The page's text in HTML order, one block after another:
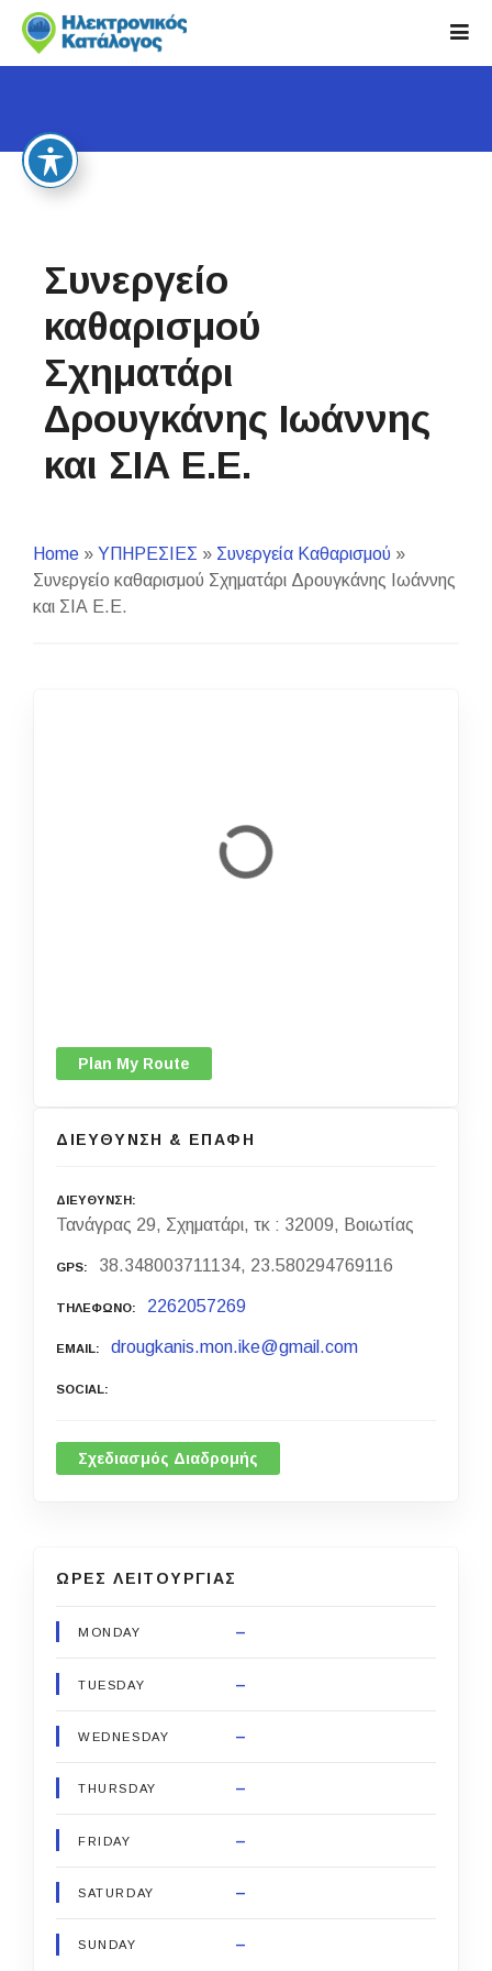
i
Συνεργείο
καθαρισμού
Σχηματάρι
Δρουγκάνης Ιωάννης
και ΣΙΑ Ε.Ε.
Home » ΥΠΗΡΕΣΙΕΣ » Συνεργεία Καθαρισμού »
Συνεργείο καθαρισμού Σχηματάρι Δρουγκάνης Ιωάννης
και ΣΙΑ Ε.Ε.
Plan My Route
ΔΙΕΥΘΥΝΣΗ & ΕΠΑΦΗ
ΔΙΕΥΘΥΝΣΗ
Τανάγρας 29, Σχηματάρι, τκ : 32009, Βοιωτίας
GPS 38.348003711134, 23.580294769116
ΤΗΛΕΦΩΝΟ 2262057269
EMAIL drougkanis.mon.ike@gmail.com
SOCIAL
Σχεδιασμός Διαδρομής
ΩΡΕΣ ΛΕΙΤΟΥΡΓΙΑΣ
MONDAY –
TUESDAY –
WEDNESDAY –
THURSDAY –
FRIDAY –
SATURDAY –
SUNDAY –